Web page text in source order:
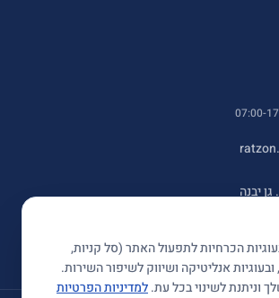
הכרחיות לתפעול האתר (סל קניות,
אנליטיקה ושיווק לשיפור השירות.
וניתנת לשינוי בכל עת.למדיניות הפרטיות